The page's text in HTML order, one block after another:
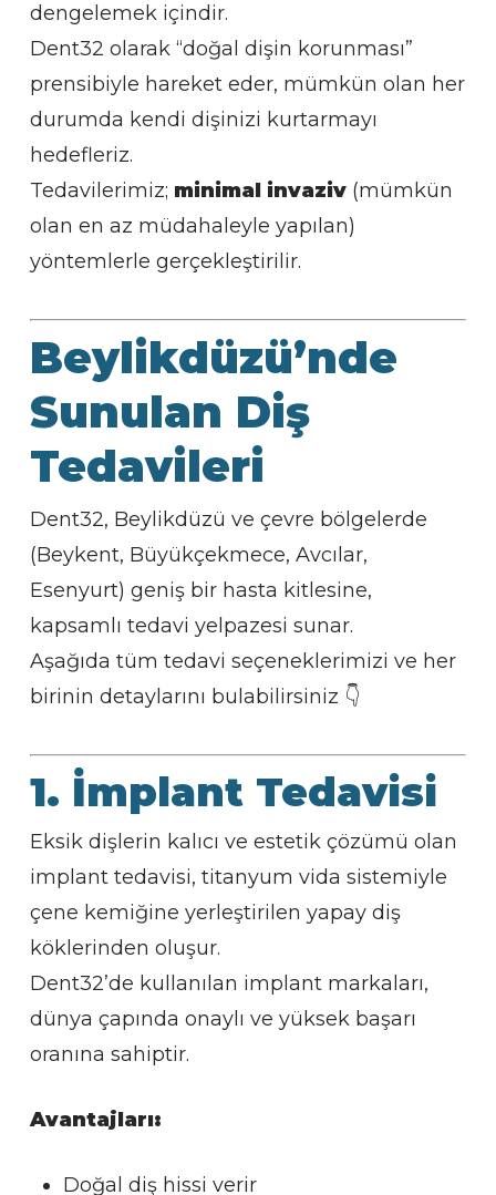
dengelemek içindir.
Dent32 olarak “doğal dişin korunması”
prensibiyle hareket eder, mümkün olan her
durumda kendi dişinizi kurtarmayı
hedefleriz.
Tedavilerimiz; minimal invaziv(mümkün
olan en az müdahaleyle yapılan)
yöntemlerle gerçekleştirilir.
Beylikdüzü’nde
Sunulan Diş
Tedavileri
Dent32, Beylikdüzü ve çevre bölgelerde
(Beykent, Büyükçekmece, Avcılar,
Esenyurt) geniş bir hasta kitlesine,
kapsamlı tedavi yelpazesi sunar.
Aşağıda tüm tedavi seçeneklerimizi ve her
birinin detaylarını bulabilirsiniz 👇
1. İmplant Tedavisi
Eksik dişlerin kalıcı ve estetik çözümü olan
implant tedavisi, titanyum vida sistemiyle
çene kemiğine yerleştirilen yapay diş
köklerinden oluşur.
Dent32’de kullanılan implant markaları,
dünya çapında onaylı ve yüksek başarı
oranına sahiptir.
Avantajları:
Doğal diş hissi verir